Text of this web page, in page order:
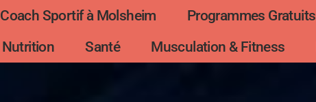
Coach Sportif à Molsheim Programmes Gratuits
Nutrition
Santé Musculation & Fitness